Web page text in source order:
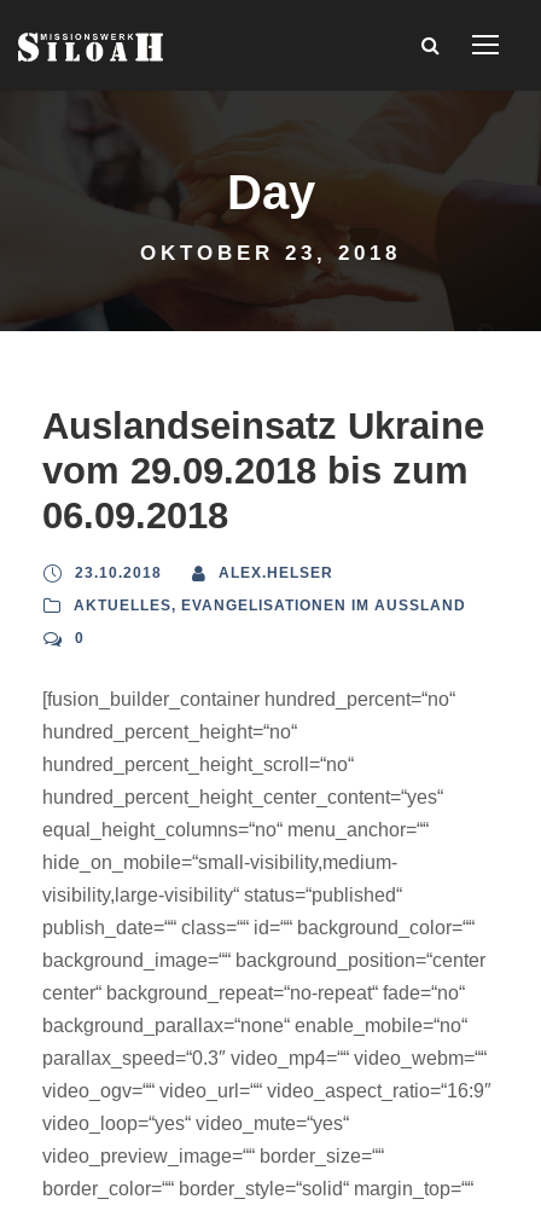
Day
OKTOBER 23, 2018
Auslandseinsatz Ukraine
vom 29.09.2018 bis zum
06.09.2018
23.10.2018
ALEX.HELSER
AKTUELLES, EVANGELISATIONEN IM AUSSLAND
0
[fusion_builder_container hundred_percent=“no“
hundred_percent_height=“no“
hundred_percent_height_scroll=“no“
hundred_percent_height_center_content=“yes“
equal_height_columns=“no“ menu_anchor=““
hide_on_mobile=“small-visibility,medium-
visibility,large-visibility“ status=“published“
publish_date=““ class=““ id=““ background_color=““
background_image=““ background_position=“center
center“ background_repeat=“no-repeat“ fade=“no“
background_parallax=“none“ enable_mobile=“no“
parallax_speed=“0.3″ video_mp4=““ video_webm=““
video_ogv=““ video_url=““ video_aspect_ratio=“16:9″
video_loop=“yes“ video_mute=“yes“
video_preview_image=““ border_size=““
border_color=““ border_style=“solid“ margin_top=““